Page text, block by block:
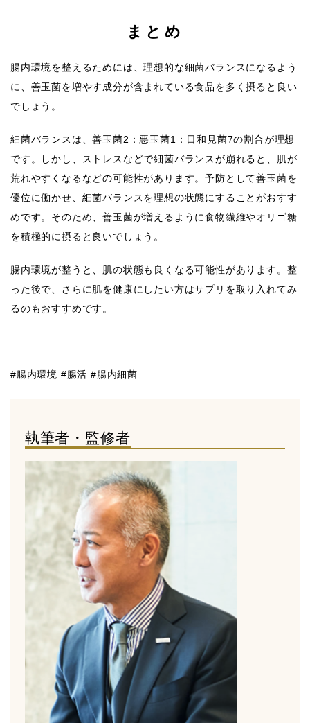
まとめ
腸内環境を整えるためには、理想的な細菌バランスになるよう
に、善玉菌を増やす成分が含まれている食品を多く摂ると良い
でしょう。
細菌バランスは、善玉菌2：悪玉菌1：日和見菌7の割合が理想
です。しかし、ストレスなどで細菌バランスが崩れると、肌が
荒れやすくなるなどの可能性があります。予防として善玉菌を
優位に働かせ、細菌バランスを理想の状態にすることがおすす
めです。そのため、善玉菌が増えるように食物繊維やオリゴ糖
を積極的に摂ると良いでしょう。
腸内環境が整うと、肌の状態も良くなる可能性があります。整
った後で、さらに肌を健康にしたい方はサプリを取り入れてみ
るのもおすすめです。
#腸内環境 #腸活 #腸内細菌
執筆者・監修者